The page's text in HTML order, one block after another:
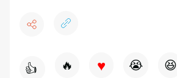
👍 🔥 ♥ 😭 😆